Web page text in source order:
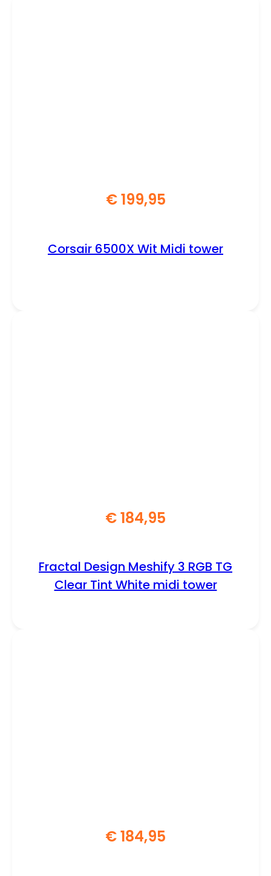
€199,95
Corsair 6500X Wit Midi tower
€184,95
Fractal Design Meshify 3 RGB TG
Clear Tint White midi tower
€184,95